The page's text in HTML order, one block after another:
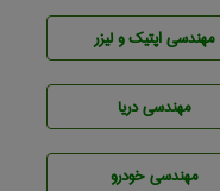
مهندسی اپتیک و لیزر
مهندسی دریا
مهندسی خودرو